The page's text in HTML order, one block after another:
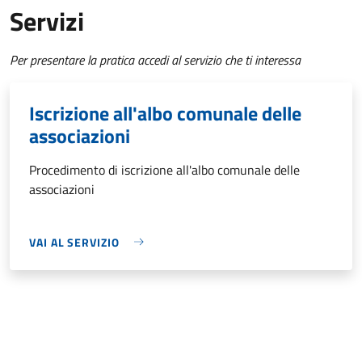
Servizi
Per presentare la pratica accedi al servizio che ti interessa
Iscrizione all'albo comunale delle
associazioni
Procedimento di iscrizione all'albo comunale delle
associazioni
VAI AL SERVIZIO